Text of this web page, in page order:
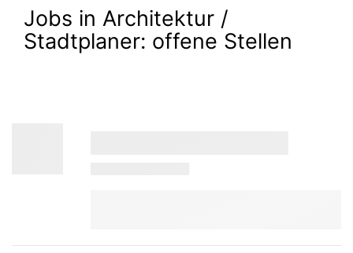
ein
Jobs in Architektur /
Stadtplaner: offene Stellen